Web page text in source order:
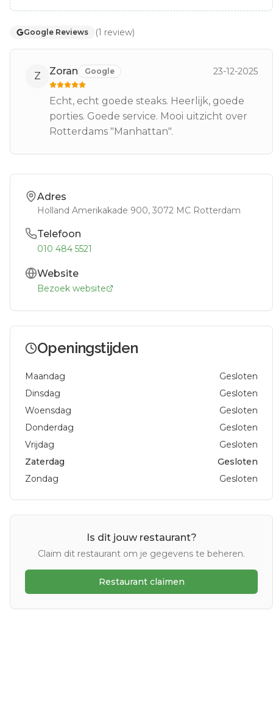
Google Reviews (1 review)
Z Zoran Google 23-12-2025
Echt, echt goede steaks. Heerlijk, goede
porties. Goede service. Mooi uitzicht over
Rotterdams "Manhattan".
Adres
Holland Amerikakade 900, 3072 MC Rotterdam
Telefoon
010 484 5521
Website
Bezoek website
Openingstijden
Maandag
Gesloten
Dinsdag
Gesloten
Woensdag
Gesloten
Donderdag
Gesloten
Vrijdag
Gesloten
Zaterdag
Gesloten
Zondag
Gesloten
Is dit jouw restaurant?
Claim dit restaurant om je gegevens te beheren.
Restaurant claimen